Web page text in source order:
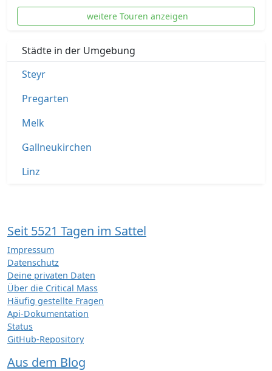
weitere Touren anzeigen
Städte in der Umgebung
Steyr
Pregarten
Melk
Gallneukirchen
Linz
Seit 5521 Tagen im Sattel
Impressum
Datenschutz
Deine privaten Daten
Über die Critical Mass
Häufig gestellte Fragen
Api-Dokumentation
Status
GitHub-Repository
Aus dem Blog